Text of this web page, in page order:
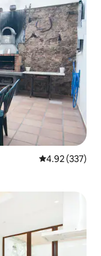
औसत रेटिंग 5 में से
4.92 (337)